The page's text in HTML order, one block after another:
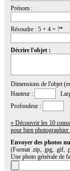
Prénom :
Résoudre : 5 + 4 = ?*
Décrire l'objet :
Dimensions de l'objet
Hauteur :
Profondeur :
» Découvrir les 10
pour bien photographier
Envoyer des photos
(Format .zip, .jpg, .gif,
Une photo générale de